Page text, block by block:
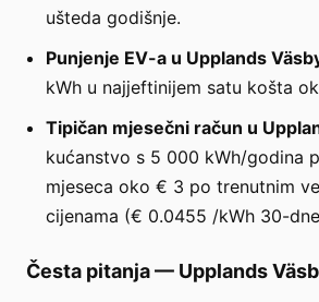
ušteda godišnje.
Punjenje EV-a u Upplands
kWh u najjeftinijem satu košta
Tipičan mjesečni račun u
kućanstvo s 5 000 kWh/godina
mjeseca oko € 3 po trenutnim
cijenama (€ 0.0455 /kWh 30-
Česta pitanja— Upplands